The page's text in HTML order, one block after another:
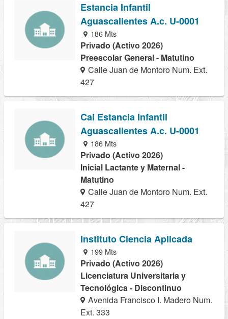
Estancia Infantil
Aguascalientes A.c. U-0001
186 Mts
Privado (Activo 2026)
Preescolar General - Matutino
Calle Juan de Montoro Num. Ext.
427
Cai Estancia Infantil
Aguascalientes A.c. U-0001
186 Mts
Privado (Activo 2026)
Inicial Lactante y Maternal -
Matutino
Calle Juan de Montoro Num. Ext.
427
Instituto Ciencia Aplicada
199 Mts
Privado (Activo 2026)
Licenciatura Universitaria y
Tecnológica - Discontinuo
Avenida Francisco I. Madero Num.
Ext. 333